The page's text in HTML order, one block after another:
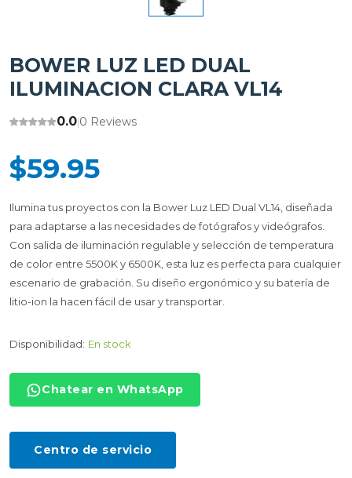
BOWER LUZ LED DUAL
ILUMINACION CLARA VL14
0.0|0 Reviews
$59.95
Ilumina tus proyectos con la Bower Luz LED Dual VL14, diseñada
para adaptarse a las necesidades de fotógrafos y videógrafos.
Con salida de iluminación regulable y selección de temperatura
de color entre 5500K y 6500K, esta luz es perfecta para cualquier
escenario de grabación. Su diseño ergonómico y su batería de
litio-ion la hacen fácil de usar y transportar.
Disponibilidad: En stock
Chatear en WhatsApp
Centro de servicio